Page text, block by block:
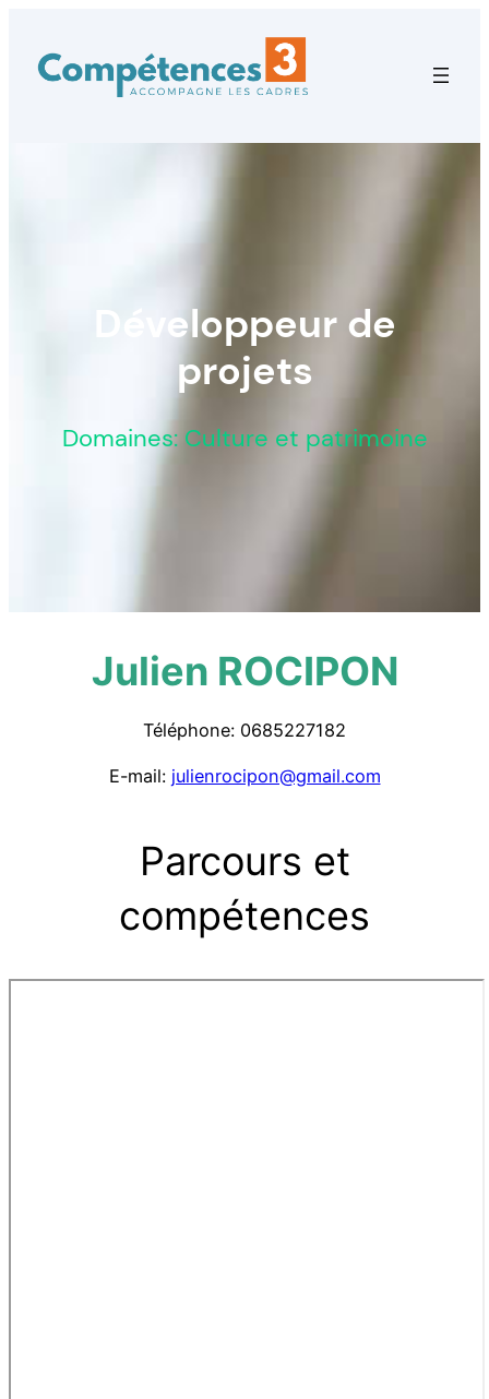
Développeur de
projets
Domaines: Culture et patrimoine
Julien ROCIPON
Téléphone: 0685227182
E-mail: julienrocipon@gmail.com
Parcours et
compétences